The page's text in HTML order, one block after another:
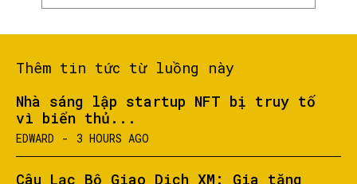
Thêm tin tức từ luồng này
Nhà sáng lập startup NFT bị truy tố
vì biển thủ...
EDWARD - 3 HOURS AGO
Câu Lạc Bộ Giao Dịch XM: Gia tăng